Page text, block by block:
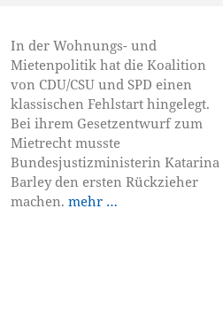
In der Wohnungs- und
Mietenpolitik hat die Koalition
von CDU/CSU und SPD einen
klassischen Fehlstart hingelegt.
Bei ihrem Gesetzentwurf zum
Mietrecht musste
Bundesjustizministerin Katarina
Barley den ersten Rückzieher
machen. mehr …